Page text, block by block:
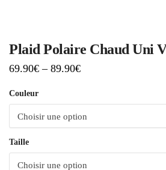
Plaid Polaire Chaud Uni
69.90€ – 89.90€
Couleur
Taille